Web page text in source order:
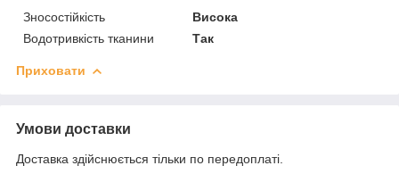
Зносостійкість
Висока
Водотривкість тканини
Так
Приховати
Умови доставки
Доставка здійснюється тільки по передоплаті.